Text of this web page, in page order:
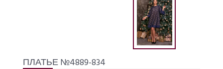
ПЛАТЬЕ №4889-834